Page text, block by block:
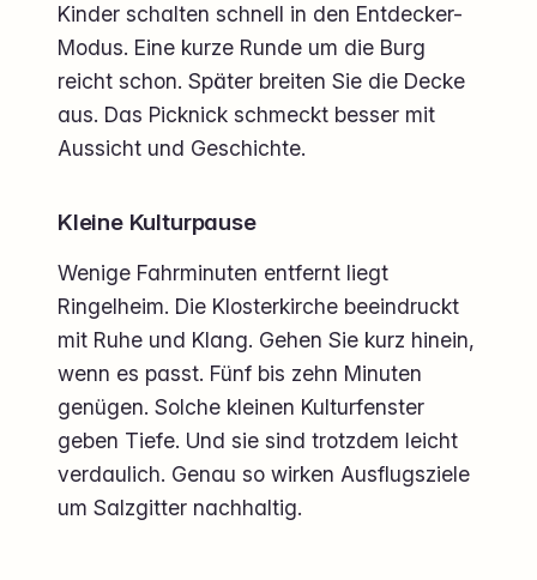
Kinder schalten schnell in den Entdecker-
Modus. Eine kurze Runde um die Burg
reicht schon. Später breiten Sie die Decke
aus. Das Picknick schmeckt besser mit
Aussicht und Geschichte.
Kleine Kulturpause
Wenige Fahrminuten entfernt liegt
Ringelheim. Die Klosterkirche beeindruckt
mit Ruhe und Klang. Gehen Sie kurz hinein,
wenn es passt. Fünf bis zehn Minuten
genügen. Solche kleinen Kulturfenster
geben Tiefe. Und sie sind trotzdem leicht
verdaulich. Genau so wirken Ausflugsziele
um Salzgitter nachhaltig.